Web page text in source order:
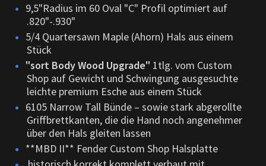
9,5"Radius im 60 Oval "C" Profil optimiert auf
.820"-.930"
5/4 Quartersawn Maple (Ahorn) Hals aus einem
Stück
"sort Body Wood Upgrade" 1tlg. vom Custom
Shop auf Gewicht und Schwingung ausgesuchte
leichte premium Esche aus einem Stück
6105 Narrow Tall Bünde – sowie stark abgerollte
Griffbrettkanten, die die Hand noch angenehmer
über den Hals gleiten lassen
**MBD II** Fender Custom Shop Halsplatte